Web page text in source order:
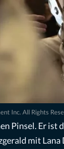
Inc. All Rights
Pinsel. Er ist
mit